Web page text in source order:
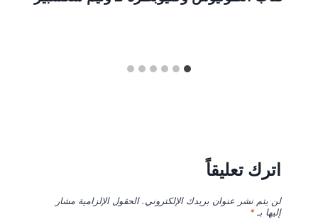
اترك تعليقاً
لن يتم نشر عنوان بريدك الإلكتروني. الحقول الإلزامية مشار
إليها بـ*